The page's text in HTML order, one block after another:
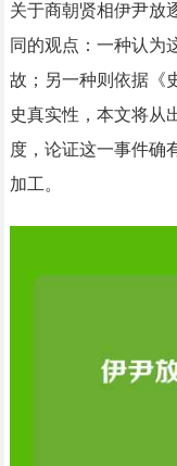
关于商朝贤相伊尹放
同的观点：一种认为
故；另一种则依据《
史真实性，本文将从
度，论证这一事件确
加工。